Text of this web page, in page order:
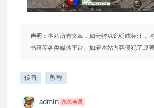
声明： 本站所有文章，如无特殊说明或标注，
书籍等各类媒体平台。如若本站内容侵犯了原
传奇 教程
admin 永久会员